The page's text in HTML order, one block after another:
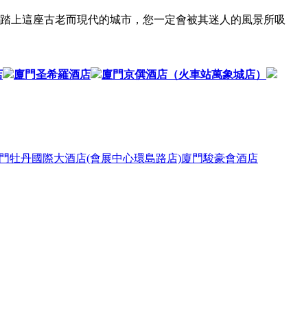
上這座古老而現代的城市，您一定會被其迷人的風景所吸
廈門圣希羅酒店
廈門京僎酒店（火車站萬象城店）
牡丹國際大酒店(會展中心環島路店)廈門駿豪會酒店